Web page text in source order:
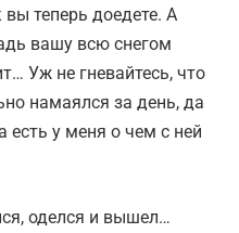
теперь доедете. А
вашу всю снегом
Уж не гневайтесь, что
намаялся за день, да
есть у меня о чем с ней
оделся и вышел…